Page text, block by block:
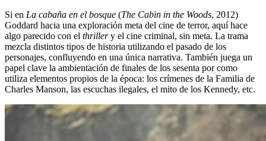
Si en La cabaña en el bosque (The Cabin in the Woods, 2012)
Goddard hacia una exploración meta del cine de terror, aquí hace
algo parecido con el thrillery el cine criminal, sin meta. La trama
mezcla distintos tipos de historia utilizando el pasado de los
personajes, confluyendo en una única narrativa. También juega un
papel clave la ambientación de finales de los sesenta por como
utiliza elementos propios de la época: los crímenes de la Familia de
Charles Manson, las escuchas ilegales, el mito de los Kennedy, etc.